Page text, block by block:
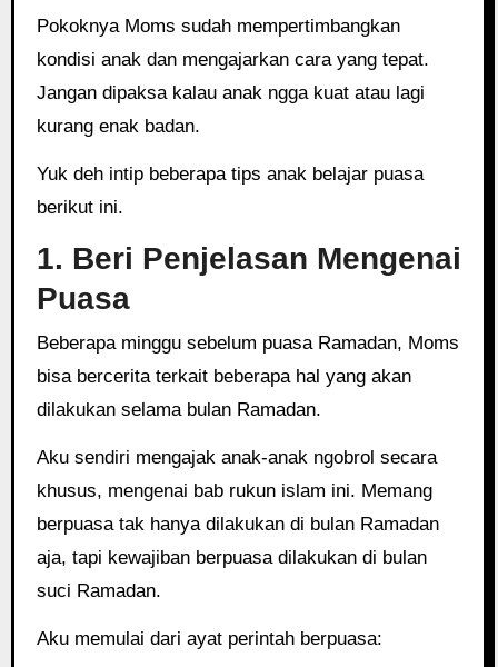
Pokoknya Moms sudah mempertimbangkan
kondisi anak dan mengajarkan cara yang tepat.
Jangan dipaksa kalau anak ngga kuat atau lagi
kurang enak badan.
Yuk deh intip beberapa tips anak belajar puasa
berikut ini.
1. Beri Penjelasan Mengenai
Puasa
Beberapa minggu sebelum puasa Ramadan, Moms
bisa bercerita terkait beberapa hal yang akan
dilakukan selama bulan Ramadan.
Aku sendiri mengajak anak-anak ngobrol secara
khusus, mengenai bab rukun islam ini. Memang
berpuasa tak hanya dilakukan di bulan Ramadan
aja, tapi kewajiban berpuasa dilakukan di bulan
suci Ramadan.
Aku memulai dari ayat perintah berpuasa: